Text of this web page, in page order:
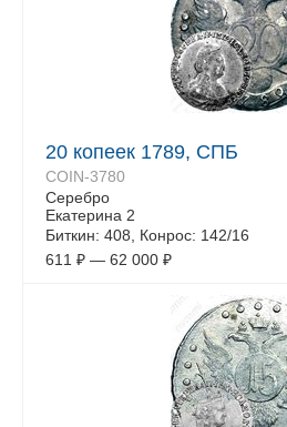
20 копеек 1789, СПБ
COIN-3780
Серебро
Екатерина 2
Биткин: 408, Конрос: 142/16
611 ₽ — 62 000 ₽